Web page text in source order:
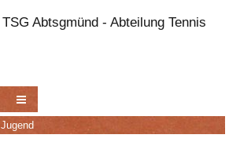
TSG Abtsgmünd - Abteilung Tennis
Jugend